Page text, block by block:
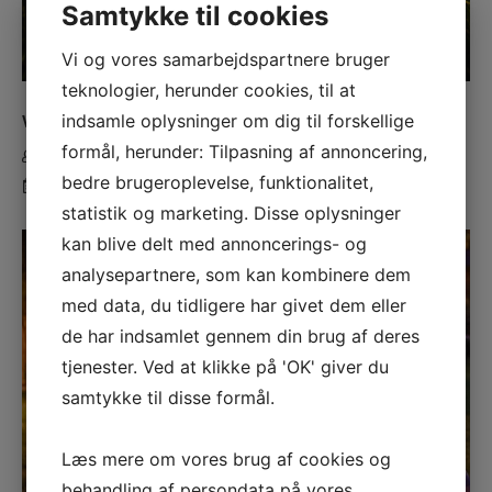
Weekendophold
rasmus
30. september 2022
Kommentarer lukkettil
Weekendophold
Samtykke til cookies
Vi og vores samarbejdspartnere bruger
teknologier, herunder cookies, til at
indsamle oplysninger om dig til forskellige
formål, herunder: Tilpasning af annoncering,
bedre brugeroplevelse, funktionalitet,
statistik og marketing. Disse oplysninger
kan blive delt med annoncerings- og
analysepartnere, som kan kombinere dem
med data, du tidligere har givet dem eller
de har indsamlet gennem din brug af deres
tjenester. Ved at klikke på 'OK' giver du
samtykke til disse formål.
Læs mere om vores brug af cookies og